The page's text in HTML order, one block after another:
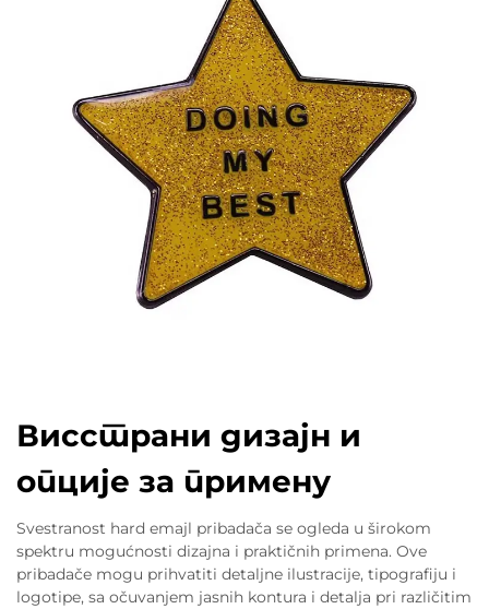
Висстрани дизајн и
опције за примену
Svestranost hard emajl pribadača se ogleda u širokom
spektru mogućnosti dizajna i praktičnih primena. Ove
pribadače mogu prihvatiti detaljne ilustracije, tipografiju i
logotipe, sa očuvanjem jasnih kontura i detalja pri različitim